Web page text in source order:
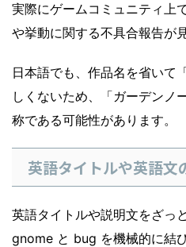
実際にゲームコミュニティ上
や挙動に関する不具合報告が
日本語でも、作品名を省いて
しくないため、「ガーデンノ
称である可能性があります。
英語タイトルや英語文
英語タイトルや説明文をざっ
gnome と bug を機械的に結